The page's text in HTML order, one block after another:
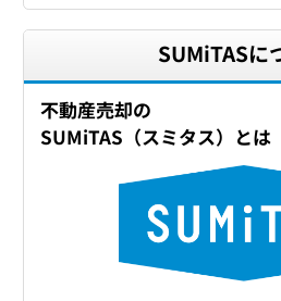
SUMiTASに
不動産売却の
SUMiTAS（スミタス）とは